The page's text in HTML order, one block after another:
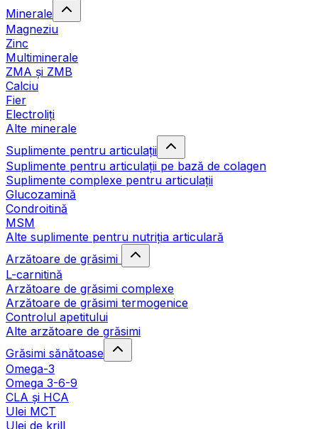
Minerale
Magneziu
Zinc
Multiminerale
ZMA și ZMB
Calciu
Fier
Electroliți
Alte minerale
Suplimente pentru articulații
Suplimente pentru articulații pe bază de colagen
Suplimente complexe pentru articulații
Glucozamină
Condroitină
MSM
Alte suplimente pentru nutriția articulară
Arzătoare de grăsimi
L-carnitină
Arzătoare de grăsimi complexe
Arzătoare de grăsimi termogenice
Controlul apetitului
Alte arzătoare de grăsimi
Grăsimi sănătoase
Omega-3
Omega 3-6-9
CLA şi HCA
Ulei MCT
Ulei de krill